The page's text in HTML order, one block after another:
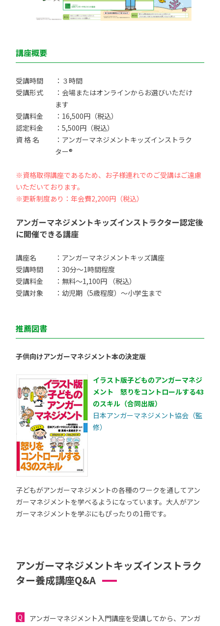
講座概要
受講時間
：３時間
受講形式
：会場またはオンラインからお選びいただけ
ます
受講料金
：16,500円（税込）
認定料金
：5,500円（税込）
資 格 名
：アンガーマネジメントキッズインストラク
ター®
※資格取得講座であるため、お子様連れでのご受講はご遠慮
いただいております。
※更新制度あり：年会費2,200円（税込）
アンガーマネジメントキッズインストラクター認定後
に開催できる講座
講座名
：アンガーマネジメントキッズ講座
受講時間
：30分〜1時間程度
受講料金
：無料〜1,100円 （税込）
受講対象
：幼児期（5歳程度）〜小学生まで
推薦図書
子供向けアンガーマネジメント本の決定版
イラスト版子どものアンガーマネジ
メント 怒りをコントロールする43
のスキル（合同出版）
日本アンガーマネジメント協会（監
修）
子どもがアンガーマネジメントの各種のワークを通してアン
ガーマネジメントを学べるようになっています。大人がアン
ガーマネジメントを学ぶにもぴったりの1冊です。
アンガーマネジメントキッズインストラク
ター養成講座Q&A
アンガーマネジメント入門講座を受講してから、アンガ